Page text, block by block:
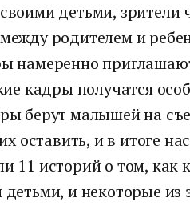
детьми, зрители
родителем и
намеренно
кадры получатся
берут малышей на
оставить, и в итоге
11 историй о том, как
и некоторые из